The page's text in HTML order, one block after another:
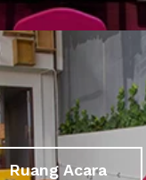
Ruang Acara